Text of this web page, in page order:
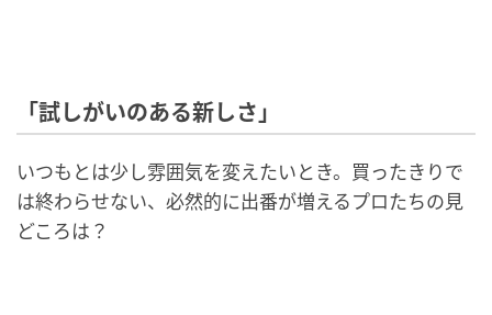
「試しがいのある新しさ」
いつもとは少し雰囲気を変えたいとき。買ったきりで
は終わらせない、必然的に出番が増えるプロたちの見
どころは？